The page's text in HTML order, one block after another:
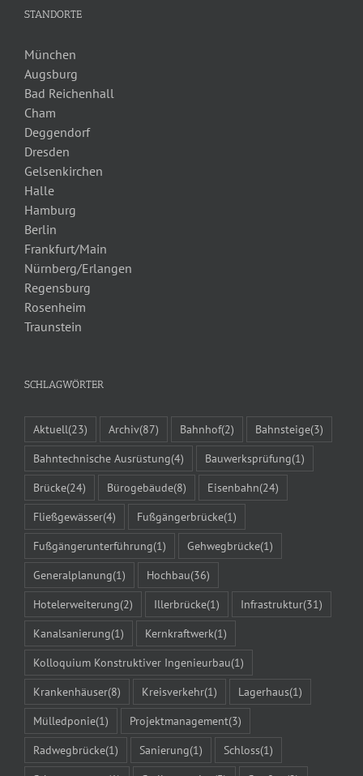
STANDORTE
München
Augsburg
Bad Reichenhall
Cham
Deggendorf
Dresden
Gelsenkirchen
Halle
Hamburg
Berlin
Frankfurt/Main
Nürnberg/Erlangen
Regensburg
Rosenheim
Traunstein
SCHLAGWÖRTER
Aktuell(23) Archiv(87) Bahnhof(2) Bahnsteige(3)
Bahntechnische Ausrüstung(4) Bauwerksprüfung(1)
Brücke(24) Bürogebäude(8) Eisenbahn(24)
Fließgewässer(4) Fußgängerbrücke(1)
Fußgängerunterführung(1) Gehwegbrücke(1)
Generalplanung(1) Hochbau(36)
Hotelerweiterung(2) Illerbrücke(1) Infrastruktur(31)
Kanalsanierung(1) Kernkraftwerk(1)
Kolloquium Konstruktiver Ingenieurbau(1)
Krankenhäuser(8) Kreisverkehr(1) Lagerhaus(1)
Mülledponie(1) Projektmanagement(3)
Radwegbrücke(1) Sanierung(1) Schloss(1)